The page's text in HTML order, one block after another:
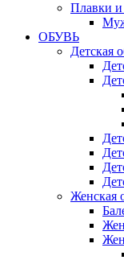
Плавки и
ОБУВЬ
Детская
Женская